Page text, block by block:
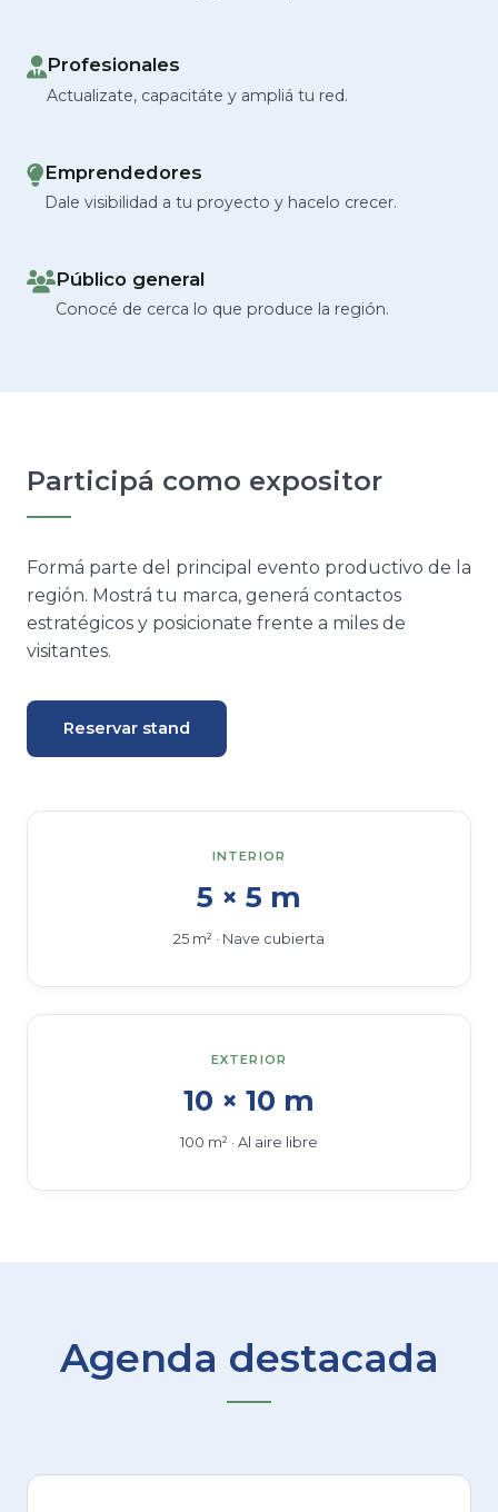
Profesionales
Actualizate, capacitáte y ampliá tu red.
Emprendedores
Dale visibilidad a tu proyecto y hacelo crecer.
Público general
Conocé de cerca lo que produce la región.
Participá como expositor
Formá parte del principal evento productivo de la
región. Mostrá tu marca, generá contactos
estratégicos y posicionate frente a miles de
visitantes.
Reservar stand
INTERIOR
5 × 5 m
25 m² · Nave cubierta
EXTERIOR
10 × 10 m
100 m² · Al aire libre
Agenda destacada